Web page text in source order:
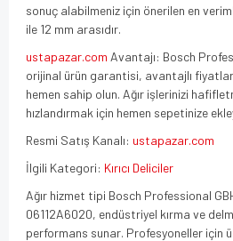
sonuç alabilmeniz için önerilen en
ile 12 mm arasıdır.
ustapazar.com Avantajı: Bosch
orijinal ürün garantisi, avantajlı fiyatlar
hemen sahip olun. Ağır işlerinizi
hızlandırmak için hemen sepetinize
Resmi Satış Kanalı: ustapazar.com
İlgili Kategori: Kırıcı Deliciler
Ağır hizmet tipi Bosch Professional
06112A6020, endüstriyel kırma ve
performans sunar. Profesyoneller için